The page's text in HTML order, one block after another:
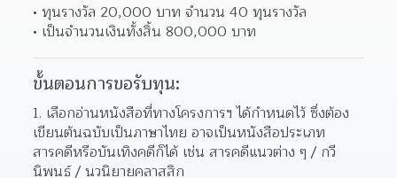
ทุนรางวัล 20,000 บาท จำนวน 40 ทุนรางวัล
เป็นจำนวนเงินทั้งสิ้น 800,000 บาท
ขั้นตอนการขอรับทุน:
เลือกอ่านหนังสือที่ทางโครงการฯ ได้กำหนดไว้ ซึ่งต้อง
เขียนต้นฉบับเป็นภาษาไทย อาจเป็นหนังสือประเภท
สารคดีหรือบันเทิงคดีก็ได้ เช่น สารคดีแนวต่าง ๆ / กวี
นิพนธ์ / นวนิยายคลาสสิก